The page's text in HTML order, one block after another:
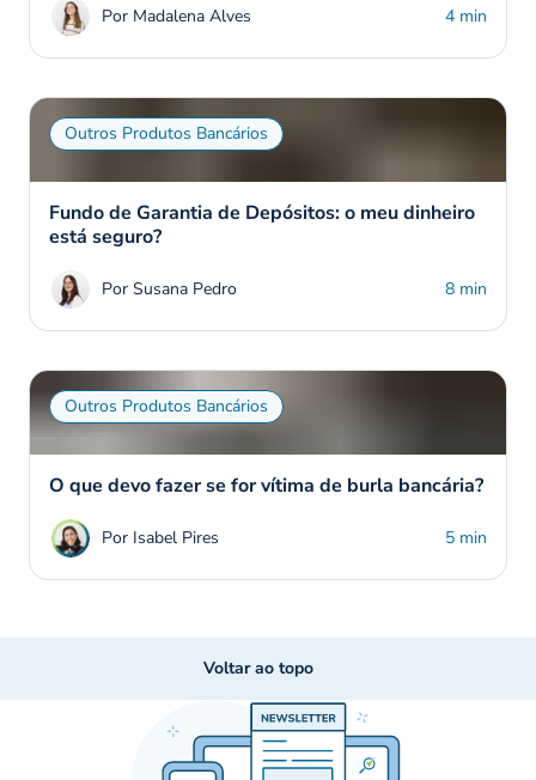
Por Madalena Alves 4 min
Outros Produtos Bancários
Fundo de Garantia de Depósitos: o meu dinheiro
está seguro?
Por Susana Pedro 8 min
Outros Produtos Bancários
O que devo fazer se for vítima de burla bancária?
Por Isabel Pires 5 min
Voltar ao topo